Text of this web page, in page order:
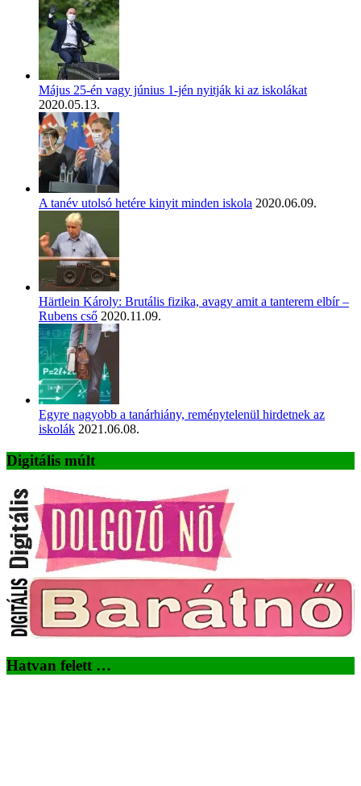
Május 25-én vagy június 1-jén nyitják ki az iskolákat
2020.05.13.
A tanév utolsó hetére kinyit minden iskola 2020.06.09.
Härtlein Károly: Brutális fizika, avagy amit a tanterem elbír –
Rubens cső 2020.11.09.
Egyre nagyobb a tanárhiány, reménytelenül hirdetnek az
iskolák 2021.06.08.
Digitális múlt
Hatvan felett …